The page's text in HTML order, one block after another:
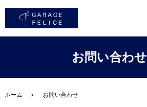
お問い合わせ
ホーム お問い合わせ